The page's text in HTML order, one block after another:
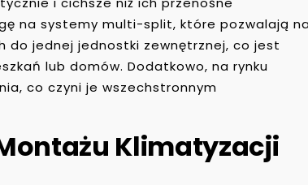
na systemy multi-split, które pozwalają
do jednej jednostki zewnętrznej, co jest
lub domów. Dodatkowo, na rynku
co czyni je wszechstronnym
Klimatyzacji